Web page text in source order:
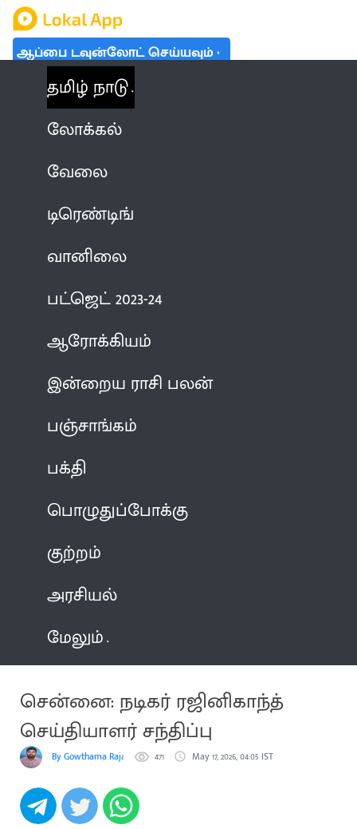
ஆப்பை டவுன்லோட் செய்யவும்
தமிழ் நாடு
லோக்கல்
வேலை
டிரெண்டிங்
வானிலை
பட்ஜெட் 2023-24
ஆரோக்கியம்
இன்றைய ராசி பலன்
பஞ்சாங்கம்
பக்தி
பொழுதுப்போக்கு
குற்றம்
அரசியல்
மேலும்
சென்னை: நடிகர் ரஜினிகாந்த்
செய்தியாளர் சந்திப்பு
By Gowthama Rajakumaran
471 May 17, 2026, 04:05 IST